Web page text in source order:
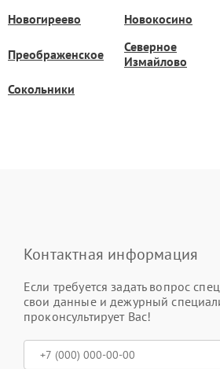
Новогиреево Новокосино
Преображенское
Северное
Измайлово
Сокольники
Контактная информация
Если требуется задать вопрос
свои данные и дежурный
проконсультирует Вас!